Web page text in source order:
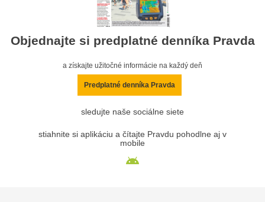
Objednajte si predplatné denníka Pravda
a získajte užitočné informácie na každý deň
Predplatné denníka Pravda
sledujte naše sociálne siete
stiahnite si aplikáciu a čítajte Pravdu pohodlne aj v
mobile